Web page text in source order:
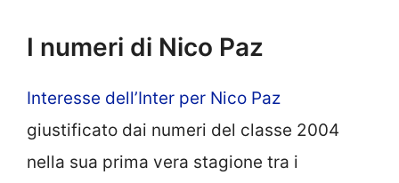
I numeri di Nico Paz
Interesse dell’Inter per Nico Paz
giustificato dai numeri del classe 2004
nella sua prima vera stagione tra i